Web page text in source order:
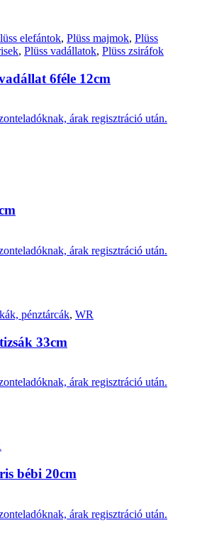
elefántok, Plüss majmok, Plüss
, Plüss vadállatok, Plüss zsiráfok
6féle 12cm
árak regisztráció után.
árak regisztráció után.
pénztárcák, WR
33cm
árak regisztráció után.
bébi 20cm
árak regisztráció után.